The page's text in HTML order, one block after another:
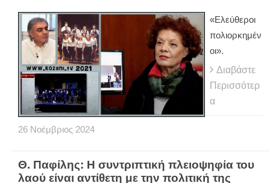
«Ελεύθεροι
πολιορκημέν
οι».
Διαβάστε
Περισσότερ
α
26 Νοέμβριος 2024
Θ. Παφίλης: Η συντριπτική πλειοψηφία του
λαού είναι αντίθετη με την πολιτική της